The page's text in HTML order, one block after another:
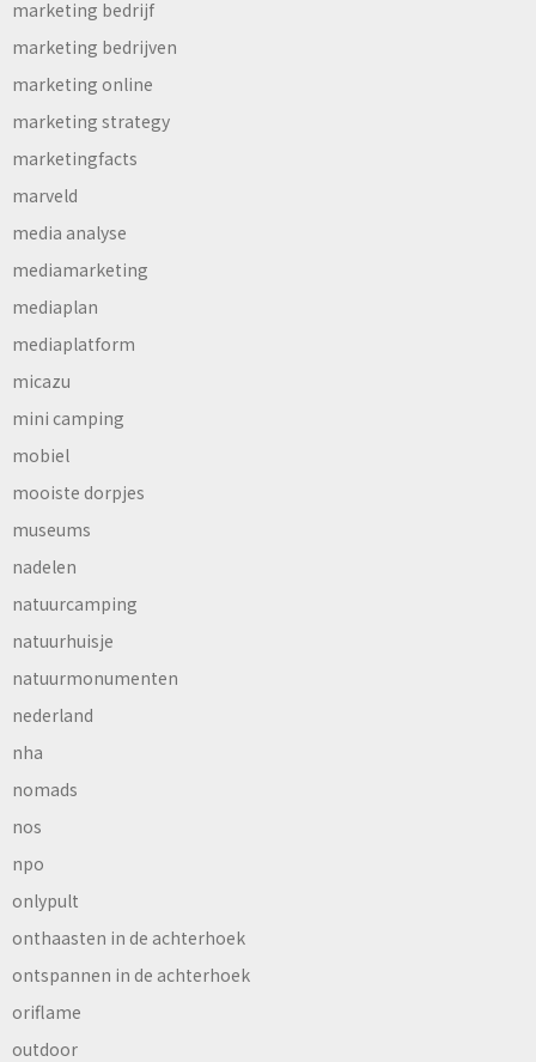
marketing bedrijf
marketing bedrijven
marketing online
marketing strategy
marketingfacts
marveld
media analyse
mediamarketing
mediaplan
mediaplatform
micazu
mini camping
mobiel
mooiste dorpjes
museums
nadelen
natuurcamping
natuurhuisje
natuurmonumenten
nederland
nha
nomads
nos
npo
onlypult
onthaasten in de achterhoek
ontspannen in de achterhoek
oriflame
outdoor